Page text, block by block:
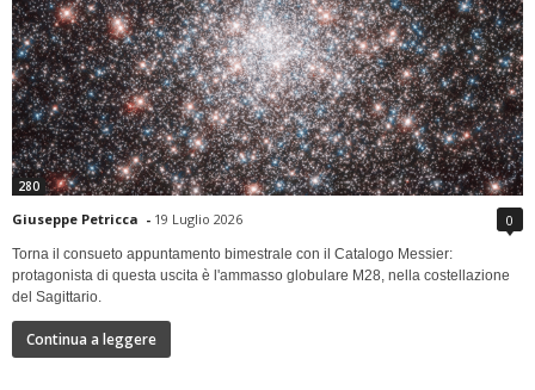
280
Giuseppe Petricca - 19 Luglio 2026 0
Torna il consueto appuntamento bimestrale con il Catalogo Messier:
protagonista di questa uscita è l'ammasso globulare M28, nella costellazione
del Sagittario.
Continua a leggere